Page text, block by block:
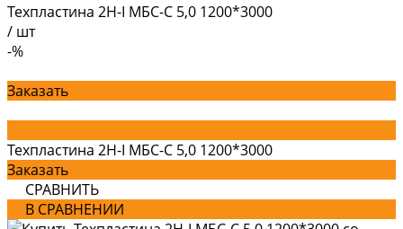
Техпластина 2Н-I МБС-С 5,0 1200*3000
/ шт
-%
Заказать
Техпластина 2Н-I МБС-С 5,0 1200*3000
Заказать
СРАВНИТЬ
В СРАВНЕНИИ